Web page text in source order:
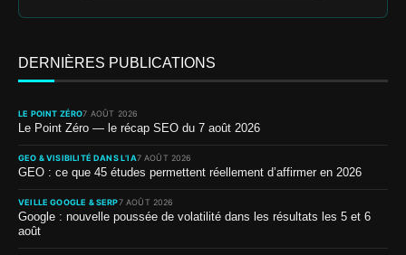
DERNIÈRES PUBLICATIONS
LE POINT ZÉRO7 AOÛT 2026
Le Point Zéro — le récap SEO du 7 août 2026
GEO & VISIBILITÉ DANS L’IA7 AOÛT 2026
GEO : ce que 45 études permettent réellement d’affirmer en 2026
VEILLE GOOGLE & SERP7 AOÛT 2026
Google : nouvelle poussée de volatilité dans les résultats les 5 et 6
août